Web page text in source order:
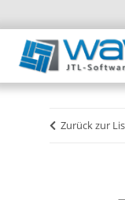
Zurück zur